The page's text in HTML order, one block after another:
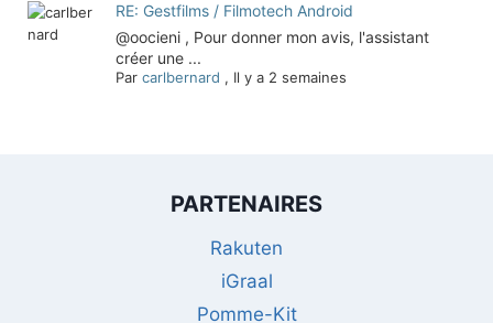
RE: Gestfilms / Filmotech Android
@oocieni , Pour donner mon avis, l'assistant
créer une ...
Par carlbernard , Il y a 2 semaines
PARTENAIRES
Rakuten
iGraal
Pomme-Kit